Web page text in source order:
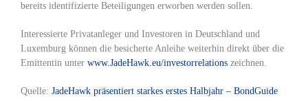
bereits identifizierte Beteiligungen erworben werden sollen.
Interessierte Privatanleger und Investoren in Deutschland und
Luxemburg können die besicherte Anleihe weiterhin direkt über die
Emittentin unter www.JadeHawk.eu/investorrelations zeichnen.
Quelle: JadeHawk präsentiert starkes erstes Halbjahr – BondGuide